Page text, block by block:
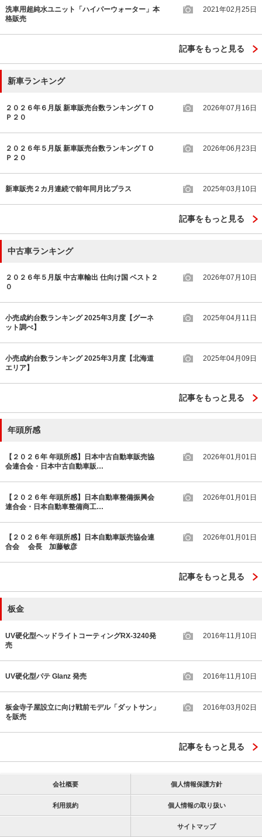
洗車用超純水ユニット「ハイパーウォーター」本
格販売
2021年02月25日
記事をもっと見る
新車ランキング
２０２６年６月版 新車販売台数ランキングＴＯ
Ｐ２０
2026年07月16日
２０２６年５月版 新車販売台数ランキングＴＯ
Ｐ２０
2026年06月23日
新車販売２カ月連続で前年同月比プラス 2025年03月10日
記事をもっと見る
中古車ランキング
２０２６年５月版 中古車輸出 仕向け国 ベスト２
０
2026年07月10日
小売成約台数ランキング 2025年3月度【グーネ
ット調べ】
2025年04月11日
小売成約台数ランキング 2025年3月度【北海道
エリア】
2025年04月09日
記事をもっと見る
年頭所感
【２０２６年 年頭所感】日本中古自動車販売協
会連合会・日本中古自動車販…
2026年01月01日
【２０２６年 年頭所感】日本自動車整備振興会
連合会・日本自動車整備商工…
2026年01月01日
【２０２６年 年頭所感】日本自動車販売協会連
合会 会長 加藤敏彦
2026年01月01日
記事をもっと見る
板金
UV硬化型ヘッドライトコーティングRX-3240発
売
2016年11月10日
UV硬化型パテ Glanz 発売 2016年11月10日
板金寺子屋設立に向け戦前モデル「ダットサン」
を販売
2016年03月02日
記事をもっと見る
会社概要 個人情報保護方針
利用規約 個人情報の取り扱い
サイトマップ